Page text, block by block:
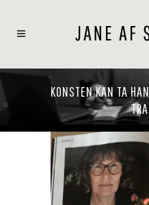
KONSTEN KAN TA